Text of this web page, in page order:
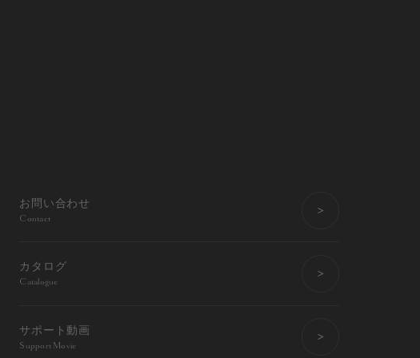
お問い合わせ
Contact
カタログ
Catalogue
サポート動画
Support Movie